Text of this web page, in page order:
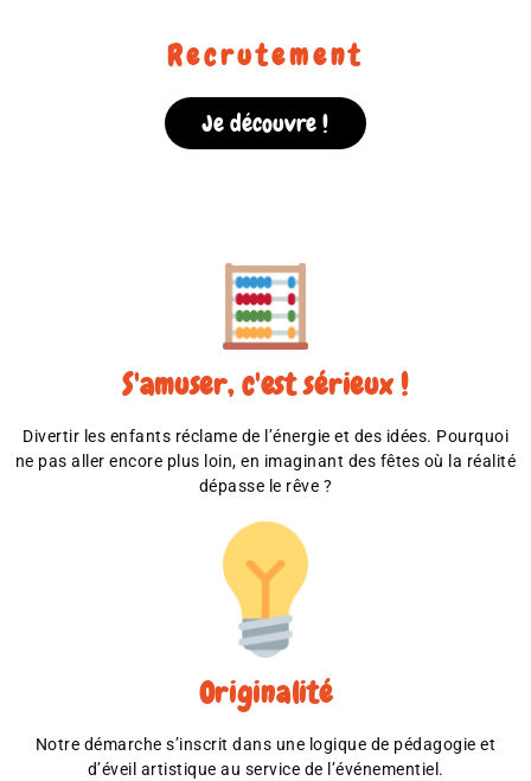
Recrutement
Je découvre !
S'amuser, c'est sérieux !
Divertir les enfants réclame de l’énergie et des idées. Pourquoi
ne pas aller encore plus loin, en imaginant des fêtes où la réalité
dépasse le rêve ?
Originalité
Notre démarche s’inscrit dans une logique de pédagogie et
d’éveil artistique au service de l’événementiel.